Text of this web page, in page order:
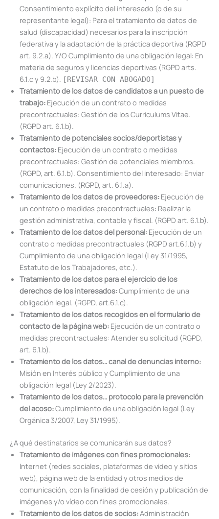
Consentimiento explícito del interesado (o de su
representante legal): Para el tratamiento de datos de
salud (discapacidad) necesarios para la inscripción
federativa y la adaptación de la práctica deportiva (RGPD
art. 9.2.a). Y/O Cumplimiento de una obligación legal: En
materia de seguros y licencias deportivas (RGPD arts.
6.1.c y 9.2.b). [REVISAR CON ABOGADO]
Tratamiento de los datos de candidatos a un puesto de
trabajo: Ejecución de un contrato o medidas
precontractuales: Gestión de los Curriculums Vitae.
(RGPD art. 6.1.b).
Tratamiento de potenciales socios/deportistas y
contactos: Ejecución de un contrato o medidas
precontractuales: Gestión de potenciales miembros.
(RGPD, art. 6.1.b). Consentimiento del interesado: Enviar
comunicaciones. (RGPD, art. 6.1.a).
Tratamiento de los datos de proveedores: Ejecución de
un contrato o medidas precontractuales: Realizar la
gestión administrativa, contable y fiscal. (RGPD art. 6.1.b).
Tratamiento de los datos del personal: Ejecución de un
contrato o medidas precontractuales (RGPD art.6.1.b) y
Cumplimiento de una obligación legal (Ley 31/1995,
Estatuto de los Trabajadores, etc.).
Tratamiento de los datos para el ejercicio de los
derechos de los interesados:Cumplimiento de una
obligación legal. (RGPD, art.6.1.c).
Tratamiento de los datos recogidos en el formulario de
contacto de la página web: Ejecución de un contrato o
medidas precontractuales: Atender su solicitud (RGPD,
art. 6.1.b).
Tratamiento de los datos… canal de denuncias interno:
Misión en Interés público y Cumplimiento de una
obligación legal (Ley 2/2023).
Tratamiento de los datos… protocolo para la prevención
del acoso:Cumplimiento de una obligación legal (Ley
Orgánica 3/2007, Ley 31/1995).
¿A qué destinatarios se comunicarán sus datos?
Tratamiento de imágenes con fines promocionales:
Internet (redes sociales, plataformas de video y sitios
web), página web de la entidad y otros medios de
comunicación, con la finalidad de cesión y publicación de
imágenes y/o vídeo con fines promocionales.
Tratamiento de los datos de socios:Administración